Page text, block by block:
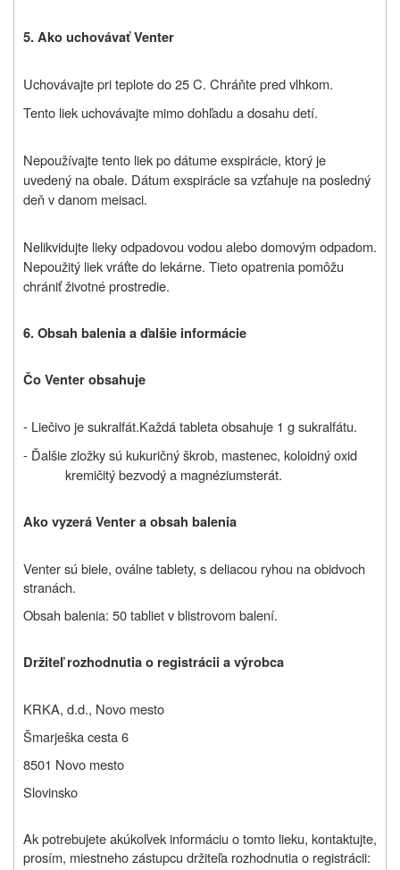
5. Ako uchovávať Venter
Uchovávajte pri teplote do 25 C. Chráňte pred vlhkom.
Tento liek uchovávajte mimo dohľadu a dosahu detí.
Nepoužívajte tento liek po dátume exspirácie, ktorý je
uvedený na obale. Dátum exspirácie sa vzťahuje na posledný
deň v danom meisaci.
Nelikvidujte lieky odpadovou vodou alebo domovým odpadom.
Nepoužitý liek vráťte do lekárne. Tieto opatrenia pomôžu
chrániť životné prostredie.
6. Obsah balenia a ďalšie informácie
Čo Venter obsahuje
- Liečivo je sukralfát.Každá tableta obsahuje 1 g sukralfátu.
- Ďalšie zložky sú kukuričný škrob, mastenec, koloidný oxid
kremičitý bezvodý a magnéziumsterát.
Ako vyzerá Venter a obsah balenia
Venter sú biele, oválne tablety, s deliacou ryhou na obidvoch
stranách.
Obsah balenia: 50 tabliet v blistrovom balení.
Držiteľ rozhodnutia o registrácii a výrobca
KRKA, d.d., Novo mesto
Šmarješka cesta 6
8501 Novo mesto
Slovinsko
Ak potrebujete akúkoľvek informáciu o tomto lieku, kontaktujte,
prosím, miestneho zástupcu držiteľa rozhodnutia o registrácii: